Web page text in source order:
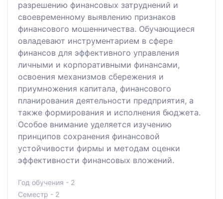
разрешению финансовых затруднений и
своевременному выявлению признаков
финансового мошенничества. Обучающиеся
овладевают инструментарием в сфере
финансов для эффективного управления
личными и корпоративными финансами,
освоения механизмов сбережения и
приумножения капитала, финансового
планирования деятельности предприятия, а
также формирования и исполнения бюджета.
Особое внимание уделяется изучению
принципов сохранения финансовой
устойчивости фирмы и методам оценки
эффективности финансовых вложений.
Год обучения - 2
Семестр - 2